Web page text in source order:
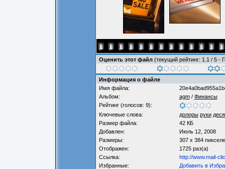
Оценить этот файл (текущий рейтинг: 1.1 / 5 -
Информация о файле
Имя файла:
Альбом:
agm/ Финансы
Рейтинг (голосов: 9):
Ключевые слова:
долоры руки
Размер файла:
42 КБ
Добавлен:
Июль 12, 2008
Размеры:
307 x 384
Отображен:
1725 раз(а)
Ссылка:
http://www.mail-
Избранные:
Добавить в